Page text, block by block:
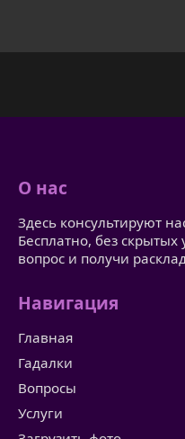
О нас
Здесь консультируют
Бесплатно, без скрытых
вопрос и получи
Навигация
Главная
Гадалки
Вопросы
Услуги